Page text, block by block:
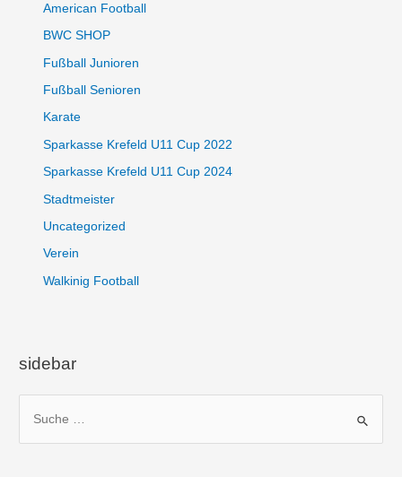
American Football
BWC SHOP
Fußball Junioren
Fußball Senioren
Karate
Sparkasse Krefeld U11 Cup 2022
Sparkasse Krefeld U11 Cup 2024
Stadtmeister
Uncategorized
Verein
Walkinig Football
sidebar